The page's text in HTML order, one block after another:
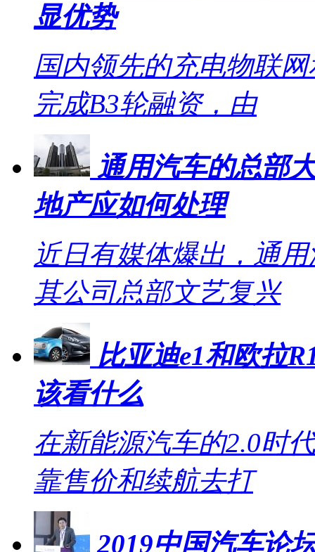
显优势
国内领先的充电物联
完成B3轮融资，由
通用汽车的总部
地产应如何处理
近日有媒体爆出，通
其公司总部文艺复兴
比亚迪e1和欧拉
该看什么
在新能源汽车的2.0时
靠售价和续航去打
2019中国汽车论